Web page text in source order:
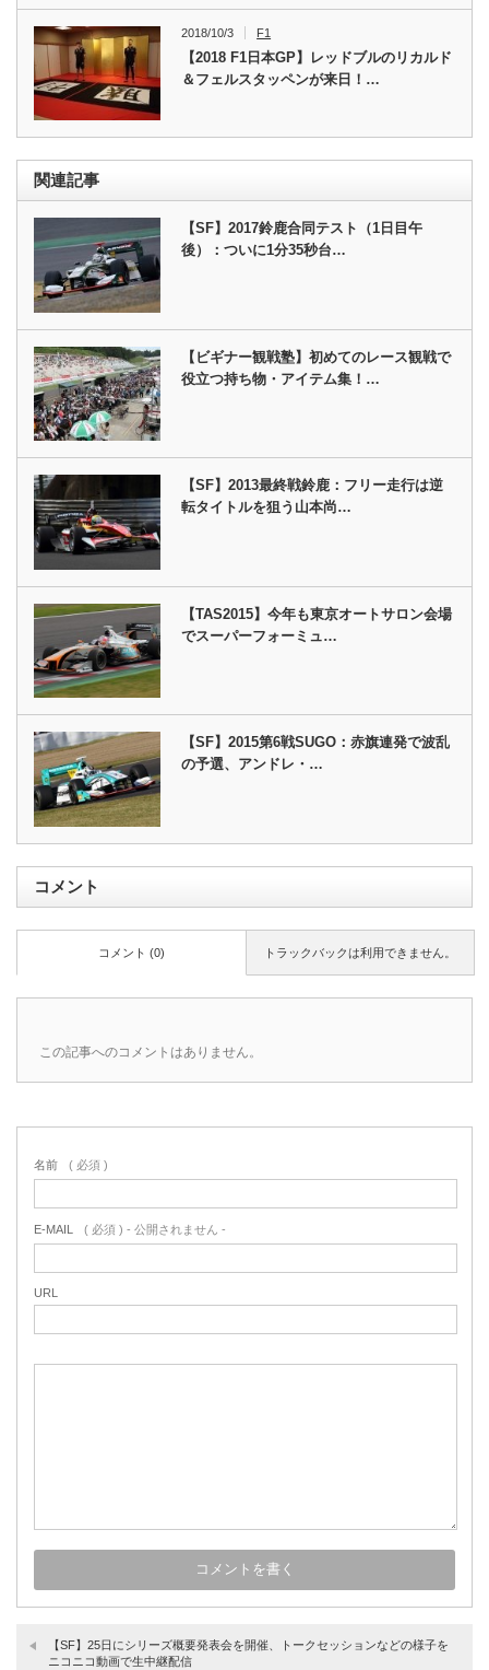
2018/10/3 F1
【2018 F1日本GP】レッドブルのリカルド
＆フェルスタッペンが来日！…
関連記事
【SF】2017鈴鹿合同テスト（1日目午
後）：ついに1分35秒台…
【ビギナー観戦塾】初めてのレース観戦で
役立つ持ち物・アイテム集！…
【SF】2013最終戦鈴鹿：フリー走行は逆
転タイトルを狙う山本尚…
【TAS2015】今年も東京オートサロン会場
でスーパーフォーミュ…
【SF】2015第6戦SUGO：赤旗連発で波乱
の予選、アンドレ・…
コメント
トラックバックは利用できません。
コメント (0)
この記事へのコメントはありません。
名前 ( 必須 )
E-MAIL ( 必須 ) - 公開されません -
URL
【SF】25日にシリーズ概要発表会を開催、トークセッションなどの様子を
ニコニコ動画で生中継配信